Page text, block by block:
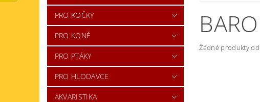
PRO KOČKY
PRO KONĚ
PRO PTÁKY
PRO HLODAVCE
AKVARISTIKA
Žádné produkty